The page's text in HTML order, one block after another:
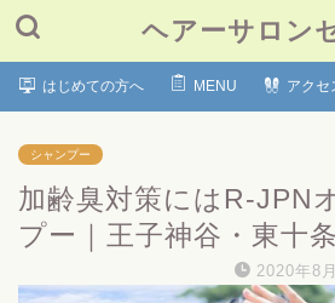
ヘアーサロン
はじめての方へ MENU アクセ
シャンプー
加齢臭対策にはR-JPN
プー｜王子神谷・東十
2020年8